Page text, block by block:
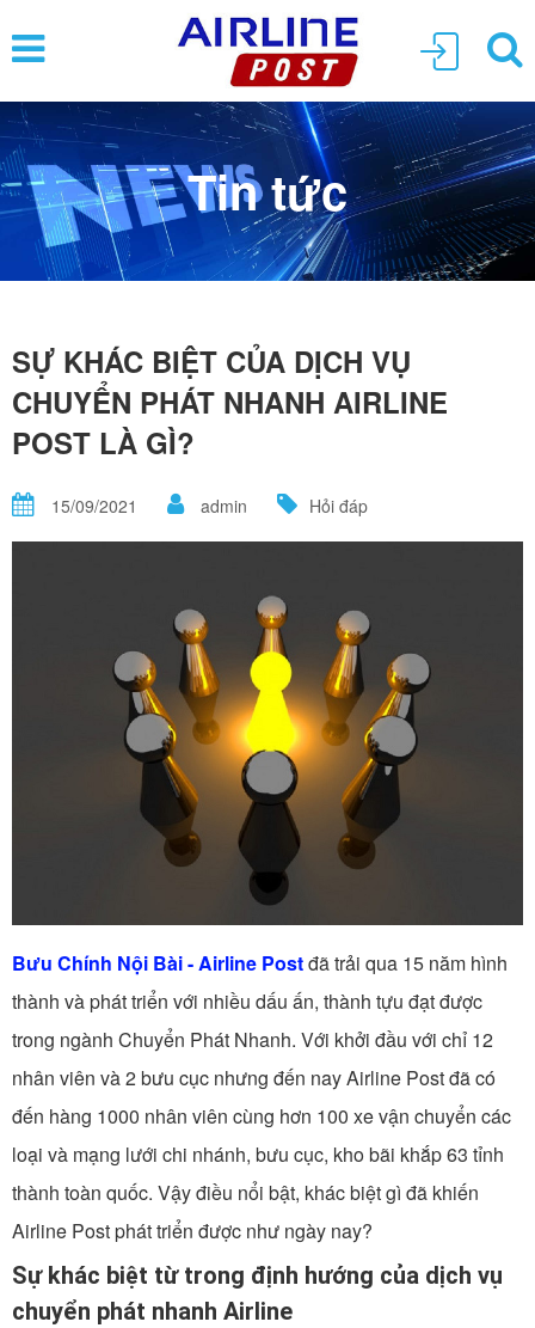
Tin tức
SỰ KHÁC BIỆT CỦA DỊCH VỤ
CHUYỂN PHÁT NHANH AIRLINE
POST LÀ GÌ?
15/09/2021 admin Hỏi đáp
Bưu Chính Nội Bài - Airline Postđã trải qua 15 năm hình
thành và phát triển với nhiều dấu ấn, thành tựu đạt được
trong ngành Chuyển Phát Nhanh. Với khởi đầu với chỉ 12
nhân viên và 2 bưu cục nhưng đến nay Airline Post đã có
đến hàng 1000 nhân viên cùng hơn 100 xe vận chuyển các
loại và mạng lưới chi nhánh, bưu cục, kho bãi khắp 63 tỉnh
thành toàn quốc. Vậy điều nổi bật, khác biệt gì đã khiến
Airline Post phát triển được như ngày nay?
Sự khác biệt từ trong định hướng của dịch vụ
chuyển phát nhanh Airline